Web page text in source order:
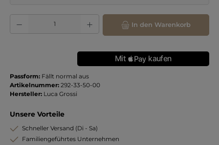
Produkt Anzahl: Gib den gewünschten Wert ein oder benutze die
In den Warenkorb
Passform: Fällt normal aus
Artikelnummer: 292-33-50-00
Hersteller: Luca Grossi
Unsere Vorteile
Schneller Versand (Di - Sa)
Familiengeführtes Unternehmen